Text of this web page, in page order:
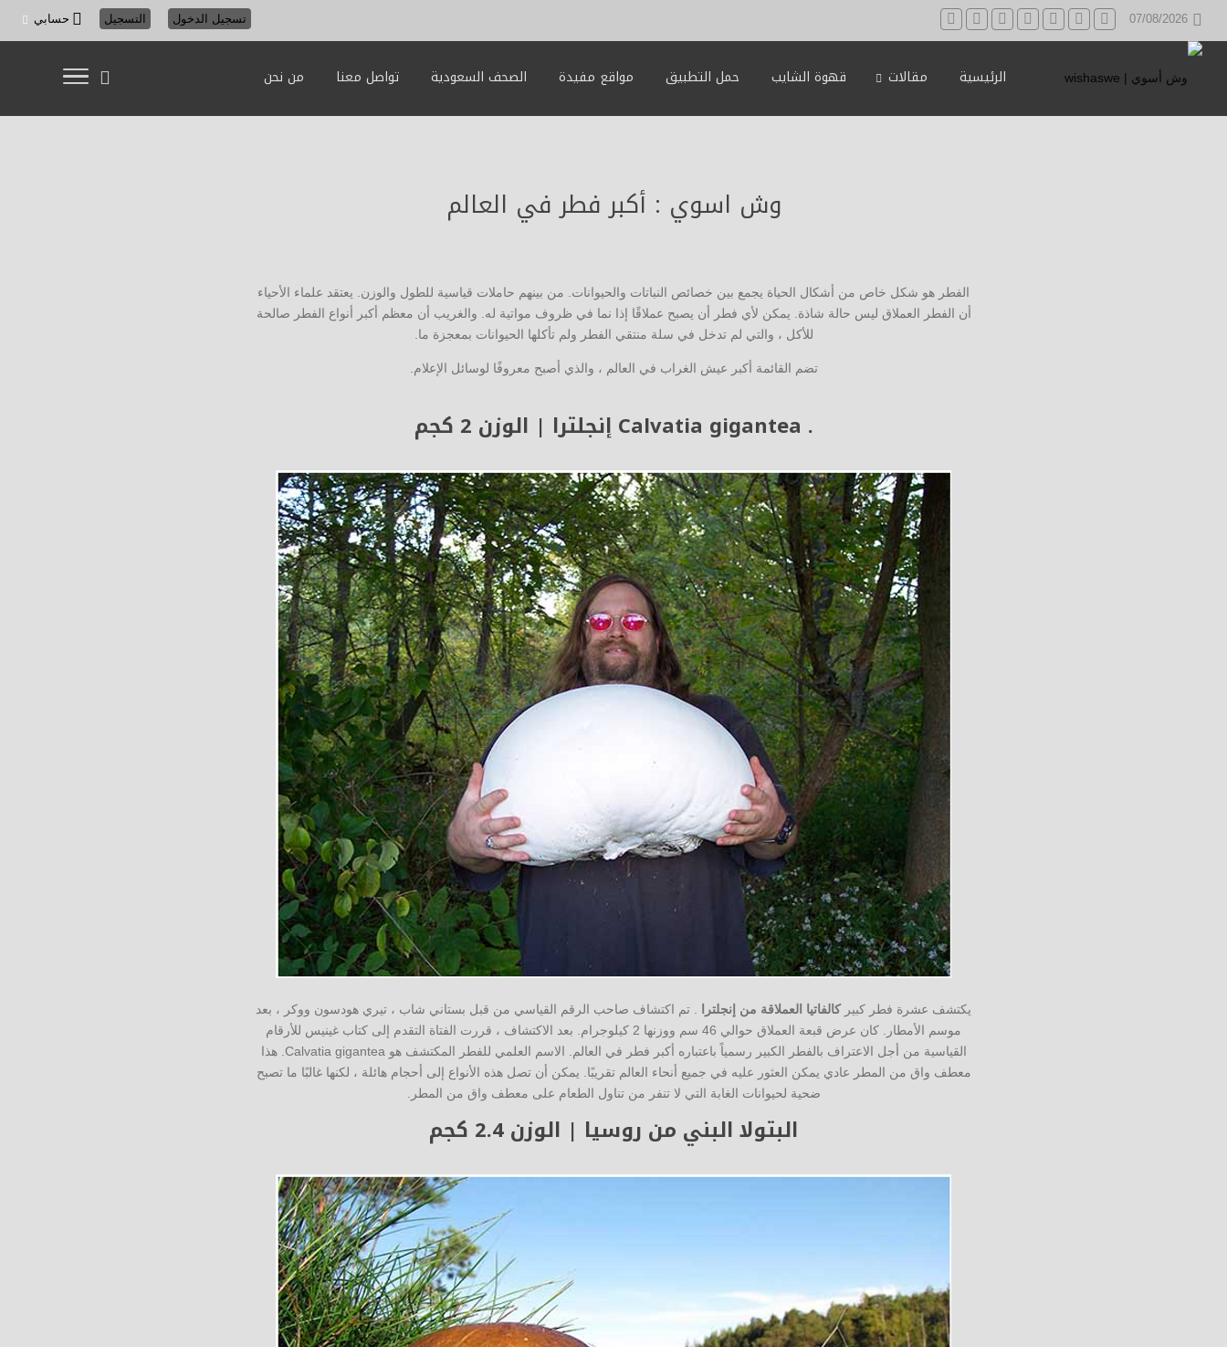
07/08/2026 تسجيل الدخول التسجيل حسابي
الرئيسية مقالات قهوة الشايب حمل التطبيق مواقع مفيدة الصحف السعودية تواصل معنا من نحن
وش اسوي : أكبر فطر في العالم
الفطر هو شكل خاص من أشكال الحياة يجمع بين خصائص النباتات والحيوانات. من بينهم حاملات قياسية للطول والوزن. يعتقد علماء الأحياء
أن الفطر العملاق ليس حالة شاذة. يمكن لأي فطر أن يصبح عملاقًا إذا نما في ظروف مواتية له. والغريب أن معظم أكبر أنواع الفطر صالحة
للأكل ، والتي لم تدخل في سلة منتقي الفطر ولم تأكلها الحيوانات بمعجزة ما.
تضم القائمة أكبر عيش الغراب في العالم ، والذي أصبح معروفًا لوسائل الإعلام.
. Calvatia gigantea إنجلترا | الوزن 2 كجم
يكتشف عشرة فطر كبيركالفاتيا العملاقة من إنجلترا
. تم اكتشاف صاحب الرقم القياسي من قبل بستاني شاب ، تيري هودسون ووكر ، بعد
موسم الأمطار. كان عرض قبعة العملاق حوالي 46 سم ووزنها 2 كيلوجرام. بعد الاكتشاف ، قررت الفتاة التقدم إلى كتاب غينيس للأرقام
القياسية من أجل الاعتراف بالفطر الكبير رسمياً باعتباره أكبر فطر في العالم. الاسم العلمي للفطر المكتشف هو Calvatia gigantea. هذا
معطف واق من المطر عادي يمكن العثور عليه في جميع أنحاء العالم تقريبًا. يمكن أن تصل هذه الأنواع إلى أحجام هائلة ، لكنها غالبًا ما تصبح
ضحية لحيوانات الغابة التي لا تنفر من تناول الطعام على معطف واق من المطر.
البتولا البني من روسيا | الوزن 2.4 كجم